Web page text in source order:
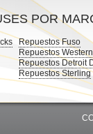
POR
Repuestos Fuso
Repuestos
Repuestos Detroit
Repuestos Sterling